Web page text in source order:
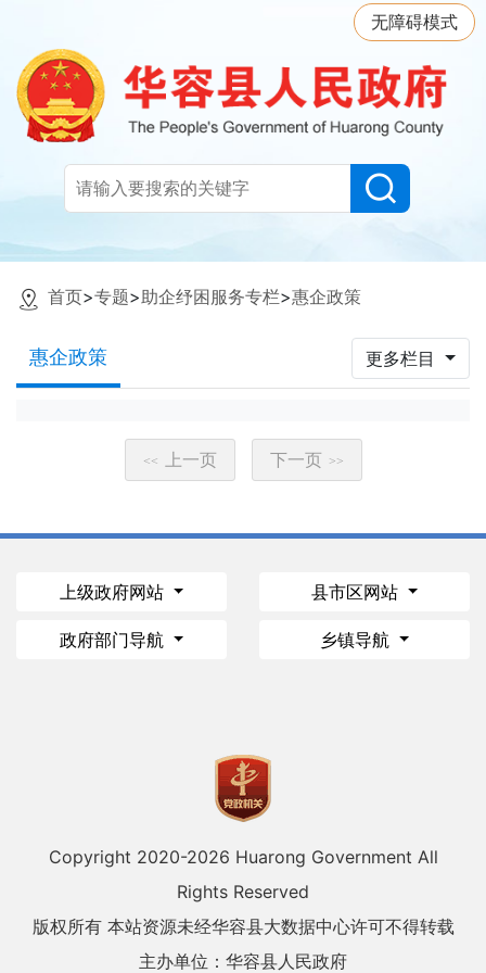
无障碍模式
首页>专题>助企纾困服务专栏>惠企政策
惠企政策 更多栏目
<< 上一页 下一页 >>
上级政府网站 县市区网站
政府部门导航 乡镇导航
Copyright 2020-2026 Huarong Government All
Rights Reserved
版权所有 本站资源未经华容县大数据中心许可不得转载
主办单位：华容县人民政府